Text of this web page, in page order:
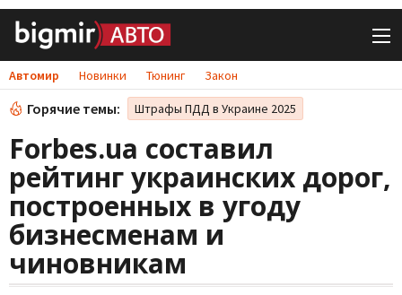
Автомир Новинки Тюнинг Закон
Горячие темы: Штрафы ПДД в Украине 2025
Forbes.ua составил
рейтинг украинских дорог,
построенных в угоду
бизнесменам и
чиновникам